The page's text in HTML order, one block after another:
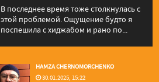
В последнее время тоже столкнулась с
этой проблемой. Ощущение будто я
поспешила с хиджабом и рано по...
HAMZA CHERNOMORCHENKO
30.01.2025, 15:22